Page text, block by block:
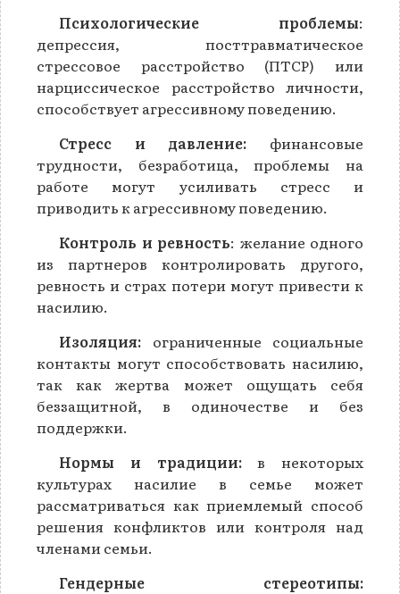
Психологические проблемы:
депрессия, посттравматическое
стрессовое расстройство (ПТСР) или
нарциссическое расстройство личности,
способствует агрессивному поведению.
Стресс и давление: финансовые
трудности, безработица, проблемы на
работе могут усиливать стресс и
приводить к агрессивному поведению.
Контроль и ревность: желание одного
из партнеров контролировать другого,
ревность и страх потери могут привести к
насилию.
Изоляция: ограниченные социальные
контакты могут способствовать насилию,
так как жертва может ощущать себя
беззащитной, в одиночестве и без
поддержки.
Нормы и традиции:в некоторых
культурах насилие в семье может
рассматриваться как приемлемый способ
решения конфликтов или контроля над
членами семьи.
Гендерные стереотипы: